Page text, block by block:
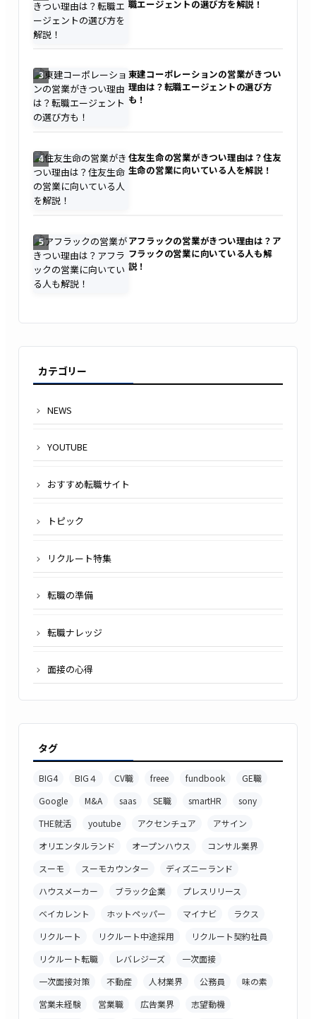
職エージェントの選び方を解説！
3
東建コーポレーションの営業がきつい
理由は？転職エージェントの選び方
も！
4
住友生命の営業がきつい理由は？住友
生命の営業に向いている人を解説！
5
アフラックの営業がきつい理由は？ア
フラックの営業に向いている人も解
説！
カテゴリー
NEWS
YOUTUBE
おすすめ転職サイト
トピック
リクルート特集
転職の準備
転職ナレッジ
面接の心得
タグ
BIG4 BIG４ CV職 freee fundbook
GE職
Google
M&A saas SE職 smartHR
sony
THE就活
youtube アクセンチュア
アサイン
オリエンタルランド
オープンハウス
コンサル業界
スーモ
スーモカウンター
ディズニーランド
ハウスメーカー
ブラック企業
プレスリリース
ベイカレント
ホットペッパー マイナビ
ラクス
リクルート
リクルート中途採用
リクルート契約社員
リクルート転職
レバレジーズ
一次面接
一次面接対策
不動産 人材業界 公務員
味の素
営業未経験
営業職 広告業界
志望動機